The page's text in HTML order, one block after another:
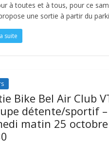
à toutes et à tous, pour ce
une sortie à partir du
suite
Bike Bel Air Club
détente/sportif
matin 25